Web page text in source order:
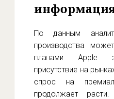
По данным
производства
планами Apple
присутствие на
спрос на
продолжает